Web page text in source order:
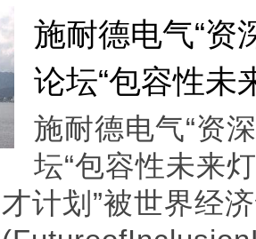
施耐德电气“资
论坛“包容性未
施耐德电气“资
坛“包容性未来
计划”被世界经